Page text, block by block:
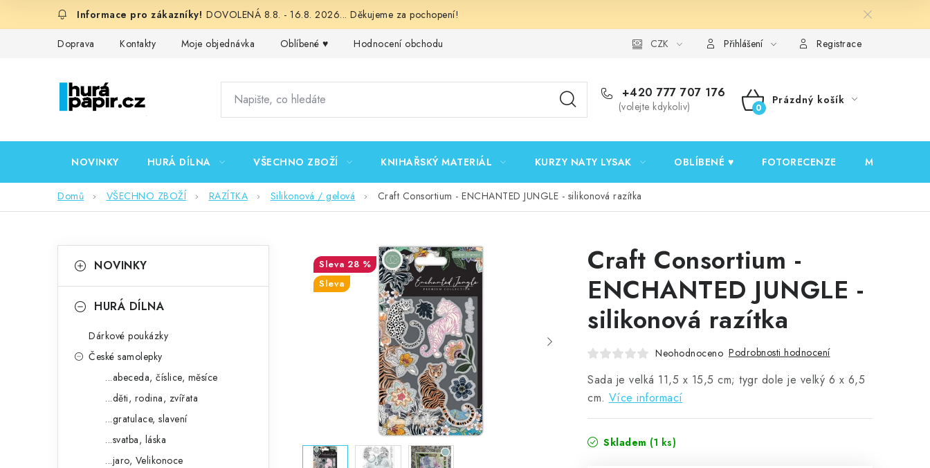
DOVOLENÁ 8.8. - 16.8. 2026... Děkujeme za pochopení!
Doprava Kontakty Moje objednávka Oblíbené ♥️ Hodnocení obchodu Podmínky ochrany osobních údajů Ověřování recenzí
CZK Přihlášení Registrace
+420 777 707 176
(volejte kdykoliv)
NÁKUPNÍ
Prázdný košík
NOVINKY HURÁ DÍLNA VŠECHNO ZBOŽÍ KNIHAŘSKÝ MATERIÁL KURZY NATY LYSAK OBLÍBENÉ ♥️ FOTORECENZE MOJE
Domů VŠECHNO ZBOŽÍ RAZÍTKA Silikonová / gelová Craft Consortium - ENCHANTED JUNGLE - silikonová razítka
okategorie
a
NOVINKY
HURÁ DÍLNA
Dárkové poukázky
České samolepky
...abeceda, číslice, měsíce
...děti, rodina, zvířata
...gratulace, slavení
...svatba, láska
...jaro, Velikonoce
Craft Consortium -
ENCHANTED JUNGLE -
silikonová razítka
Neohodnoceno Podrobnosti hodnocení
Sada je velká 11,5 x 15,5 cm; tygr dole je velký 6 x 6,5
cm. Více informací
Skladem (1 ks)
28 %
Sleva